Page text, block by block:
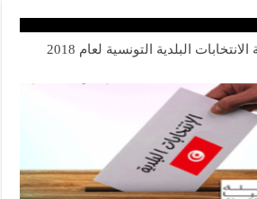
البلدية التونسية لعام 2018